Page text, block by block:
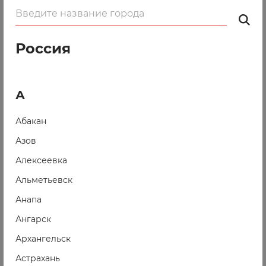
Оверлок — это не только безупречная обработка
края! С помощью дополнительных лапок для оверлока
Россия
А
Абакан
Азов
Алексеевка
Альметьевск
Анапа
Ангарск
Архангельск
Астрахань